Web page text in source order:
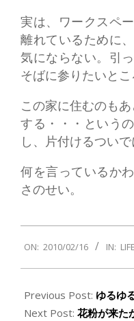
実は、ワークスペ
離れているために
気にならない。引
そばに参りたいとこ
この家に住むのも
する・・・という
し、片付けるつい
何を言っているか
さのせい。
02-
16
ON: 2010/02/16 IN: LIFE
Previous Post: ゆるゆ
Next Post: 花粉が来た